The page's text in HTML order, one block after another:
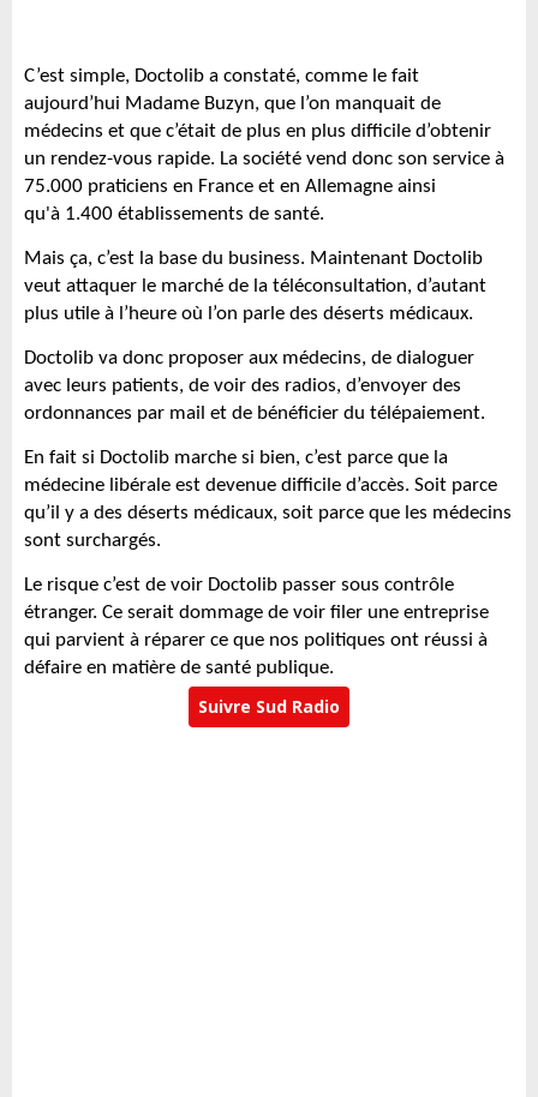
C’est simple, Doctolib a constaté, comme le fait
aujourd’hui Madame Buzyn, que l’on manquait de
médecins et que c’était de plus en plus difficile d’obtenir
un rendez-vous rapide. La société vend donc son service à
75.000 praticiens en France et en Allemagne ainsi
qu'à 1.400 établissements de santé.
Mais ça, c’est la base du business. Maintenant Doctolib
veut attaquer le marché de la téléconsultation, d’autant
plus utile à l’heure où l’on parle des déserts médicaux.
Doctolib va donc proposer aux médecins, de dialoguer
avec leurs patients, de voir des radios, d’envoyer des
ordonnances par mail et de bénéficier du télépaiement.
En fait si Doctolib marche si bien, c’est parce que la
médecine libérale est devenue difficile d’accès. Soit parce
qu’il y a des déserts médicaux, soit parce que les médecins
sont surchargés.
Le risque c’est de voir Doctolib passer sous contrôle
étranger. Ce serait dommage de voir filer une entreprise
qui parvient à réparer ce que nos politiques ont réussi à
défaire en matière de santé publique.
Suivre Sud Radio